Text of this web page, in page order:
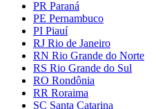
PR Paraná
PE Pernambuco
PI Piauí
RJ Rio de Janeiro
RN Rio Grande do Norte
RS Rio Grande do Sul
RO Rondônia
RR Roraima
SC Santa Catarina